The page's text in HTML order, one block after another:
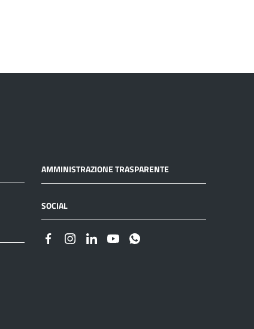
AMMINISTRAZIONE TRASPARENTE
SOCIAL